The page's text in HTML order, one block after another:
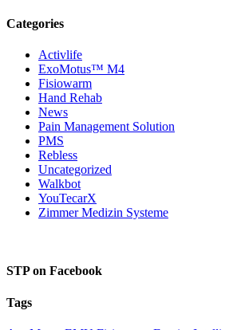
Categories
Activlife
ExoMotus™ M4
Fisiowarm
Hand Rehab
News
Pain Management Solution
PMS
Rebless
Uncategorized
Walkbot
YouTecarX
Zimmer Medizin Systeme
STP on Facebook
Tags